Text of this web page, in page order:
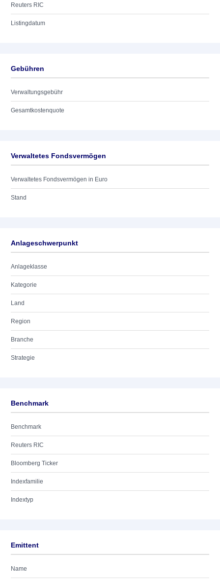
Reuters RIC
Listingdatum
Gebühren
Verwaltungsgebühr
Gesamtkostenquote
Verwaltetes Fondsvermögen
Verwaltetes Fondsvermögen in Euro
Stand
Anlageschwerpunkt
Anlageklasse
Kategorie
Land
Region
Branche
Strategie
Benchmark
Benchmark
Reuters RIC
Bloomberg Ticker
Indexfamilie
Indextyp
Emittent
Name